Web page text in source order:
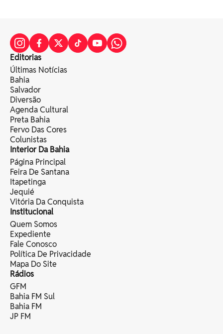
Editorias
Últimas Notícias
Bahia
Salvador
Diversão
Agenda Cultural
Preta Bahia
Fervo Das Cores
Colunistas
Interior Da Bahia
Página Principal
Feira De Santana
Itapetinga
Jequié
Vitória Da Conquista
Institucional
Quem Somos
Expediente
Fale Conosco
Política De Privacidade
Mapa Do Site
Rádios
GFM
Bahia FM Sul
Bahia FM
JP FM